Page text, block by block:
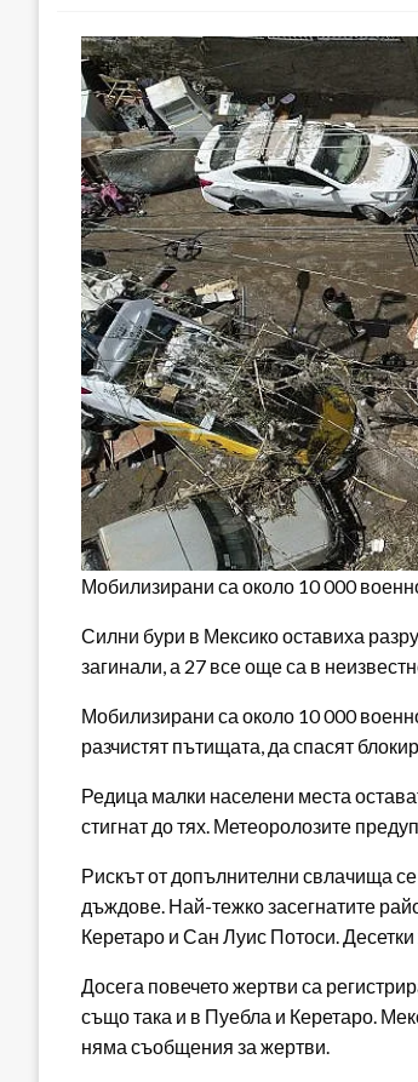
Мобилизирани са около 10 000
Силни бури в Мексико оставиха
загинали, а 27 все още са в
Мобилизирани са около 10 000
разчистят пътищата, да спасят
Редица малки населени места
стигнат до тях. Метеоролозите
Рискът от допълнителни свлачища
дъждове. Най-тежко засегнатите
Керетаро и Сан Луис Потоси.
Досега повечето жертви са
също така и в Пуебла и Керетаро.
няма съобщения за жертви.